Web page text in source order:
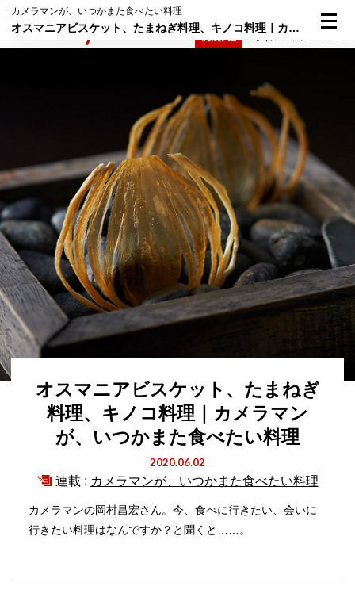
カメラマンが、いつかまた食べたい料理
オスマニアビスケット、たまねぎ料理、キノコ料理｜カメラマンが、いつかまた食べたい料理
オスマニアビスケット、たまねぎ
料理、キノコ料理｜カメラマン
が、いつかまた食べたい料理
2020.06.02
連載 : カメラマンが、いつかまた食べたい料理
カメラマンの岡村昌宏さん。今、食べに行きたい、会いに
行きたい料理はなんですか？と聞くと……。